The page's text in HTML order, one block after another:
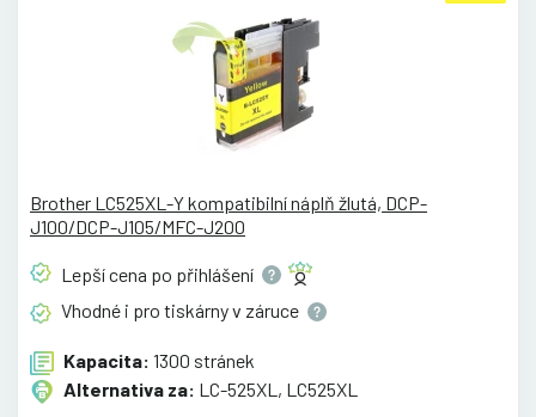
Brother LC525XL-Y kompatibilní náplň žlutá, DCP-
J100/DCP-J105/MFC-J200
Lepší cena po přihlášení
Vhodné i pro tiskárny v záruce
Kapacita: 1300 stránek
Alternativa za: LC-525XL, LC525XL